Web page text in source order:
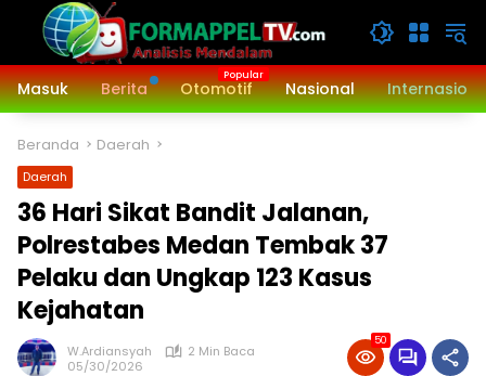
Langsung
konten
Masuk
Berita Otomotif Nasional
Beranda Daerah
Daerah
‎36 Hari Sikat Bandit Jalanan,
Polrestabes Medan Tembak 37
Pelaku dan Ungkap 123 Kasus
Kejahatan
W.Ardiansyah
2 Min Baca
05/30/2026
50